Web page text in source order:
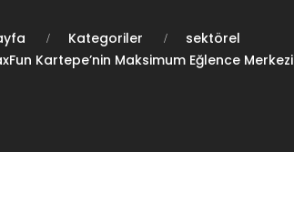
Kategoriler
sektörel
Kartepe’nin Maksimum Eğlence Merkezi